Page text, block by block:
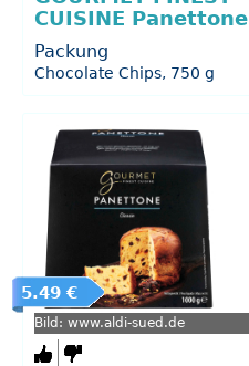
CUISINE Panettone
Packung
Chocolate Chips, 750 g
5.49 €
Bild: www.aldi-sued.de